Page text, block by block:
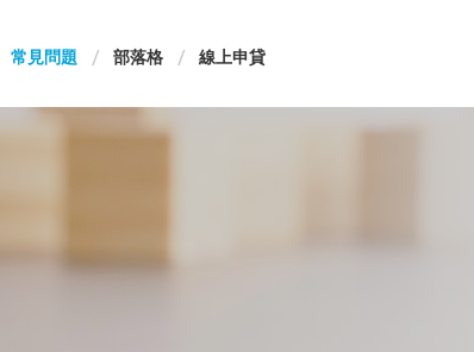
常見問題 部落格 線上申貸